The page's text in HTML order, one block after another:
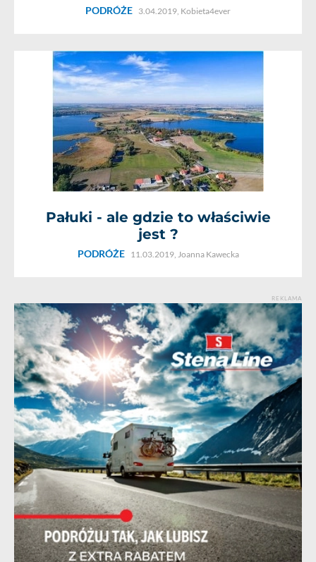
PODRÓŻE 3.04.2019, Kobieta4ever
Pałuki - ale gdzie to właściwie
jest ?
PODRÓŻE 11.03.2019, Joanna Kawecka
REKLAMA